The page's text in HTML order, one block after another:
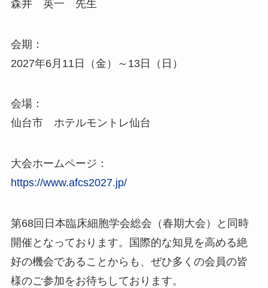
森井 英一 先生
会期：
2027年6月11日（金）～13日（日）
会場：
仙台市 ホテルモントレ仙台
大会ホームページ：
https://www.afcs2027.jp/
第68回日本臨床細胞学会総会（春期大会）と同時
開催となっております。国際的な知見を高める絶
好の機会であることからも、ぜひ多くの会員の皆
様のご参加をお待ちしております。